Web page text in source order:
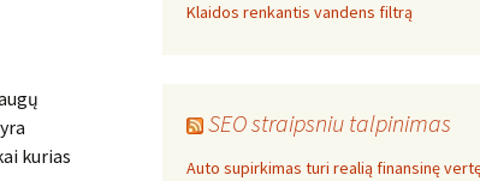
kurias
Klaidos renkantis vandens filtrą
SEO straipsniu talpinimas
Auto supirkimas turi realią finansinę